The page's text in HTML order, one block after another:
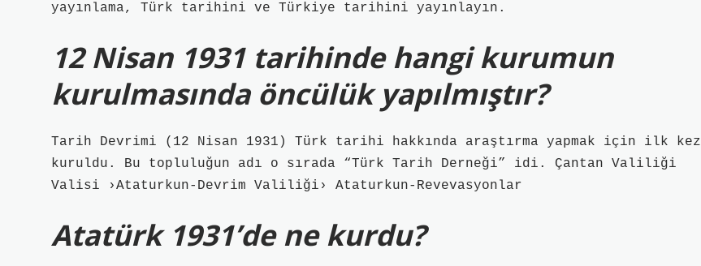
yayınlama, Türk tarihini ve Türkiye tarihini yayınlayın.
12 Nisan 1931 tarihinde hangi kurumun
kurulmasında öncülük yapılmıştır?
Tarih Devrimi (12 Nisan 1931) Türk tarihi hakkında araştırma yapmak için ilk kez
kuruldu. Bu topluluğun adı o sırada “Türk Tarih Derneği” idi. Çantan Valiliği
Valisi ›Ataturkun-Devrim Valiliği› Ataturkun-Revevasyonlar
Atatürk 1931’de ne kurdu?